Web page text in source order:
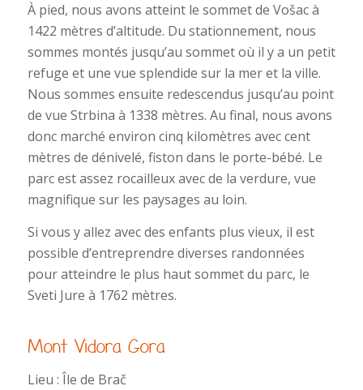
À pied, nous avons atteint le sommet de Vošac à
1422 mètres d’altitude. Du stationnement, nous
sommes montés jusqu’au sommet où il y a un petit
refuge et une vue splendide sur la mer et la ville.
Nous sommes ensuite redescendus jusqu’au point
de vue Strbina à 1338 mètres. Au final, nous avons
donc marché environ cinq kilomètres avec cent
mètres de dénivelé, fiston dans le porte-bébé. Le
parc est assez rocailleux avec de la verdure, vue
magnifique sur les paysages au loin.
Si vous y allez avec des enfants plus vieux, il est
possible d’entreprendre diverses randonnées
pour atteindre le plus haut sommet du parc, le
Sveti Jure à 1762 mètres.
Mont Vidora Gora
Lieu : Île de Brač